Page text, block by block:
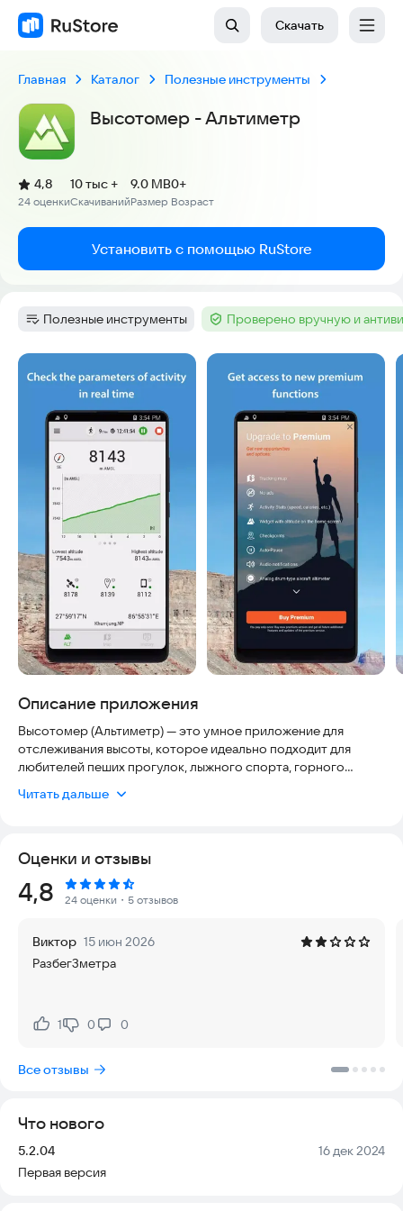
Скачать
Главная Каталог Полезные инструменты
Высотомер - Альтиметр
Рейтинг:
4,8
(
24 оценки
)
Скачиваний
10 тыс +
Размер
9.0 MB
Возраст
0+
Установить с помощью RuStore
Категория:
Полезные инструменты Тег :Проверено вручную и
Скриншоты
Описание приложения
Высотомер (Альтиметр) — это умное приложение для
отслеживания высоты, которое идеально подходит для
любителей пеших прогулок, лыжного спорта, горного
помощью вы можете в любое время и с высокой точностью
режиме онлайн, так и в автономном режиме, что
гарантирует доступность данных даже вдали от
цивилизации.
следующие технологии:
- Датчик давления (барометр) — если ваше устройство
оснащено таким сенсором, данные будут максимально
приложение автоматически калибрует показания для
(Wi-Fi и другие сети) — для работы этого метода требуется
активное подключение к сети.
Вы можете использовать каждый из этих датчиков по
Читать дальше
Оценки и отзывы
Рейтинг:
4,8 24 оценки ・5 отзывов
Виктор 15 июн 2026
Разбег3метра
Нравится:
1Не нравится:
0 0
Все отзывы
Что нового
Версия:
5.2.04 Дата:
16 дек 2024
Первая версия